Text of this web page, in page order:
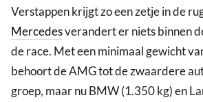
Verstappen krijgt zo een zetje in de
Mercedesverandert er niets binnen
de race. Met een minimaal gewicht
behoort de AMG tot de zwaardere
groep, maar nu BMW (1.350 kg) en